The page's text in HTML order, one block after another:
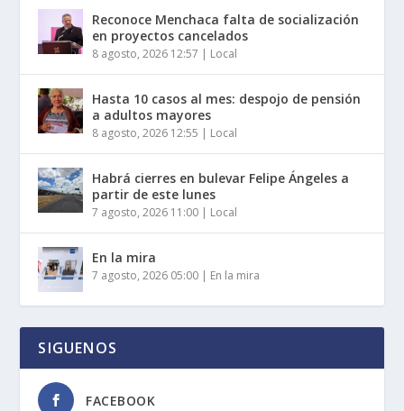
Reconoce Menchaca falta de socialización
en proyectos cancelados
8 agosto, 2026 12:57 | Local
Hasta 10 casos al mes: despojo de pensión
a adultos mayores
8 agosto, 2026 12:55 | Local
Habrá cierres en bulevar Felipe Ángeles a
partir de este lunes
7 agosto, 2026 11:00 | Local
En la mira
7 agosto, 2026 05:00 | En la mira
SIGUENOS
FACEBOOK